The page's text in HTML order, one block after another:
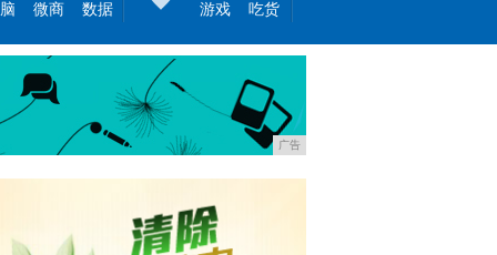
微商 数据
游戏
吃货
广告